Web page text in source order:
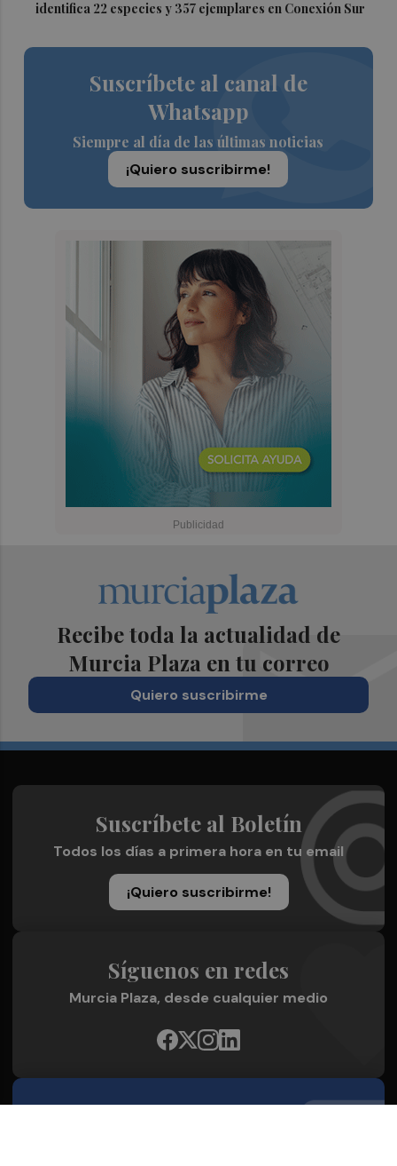
identifica 22 especies y 357 ejemplares en Conexión Sur
Suscríbete al canal de
Whatsapp
Siempre al día de las últimas noticias
¡Quiero suscribirme!
Recibe toda la actualidad de
Murcia Plaza en tu correo
Quiero suscribirme
Suscríbete al Boletín
Todos los días a primera hora en tu email
¡Quiero suscribirme!
Síguenos en redes
Murcia Plaza, desde cualquier medio